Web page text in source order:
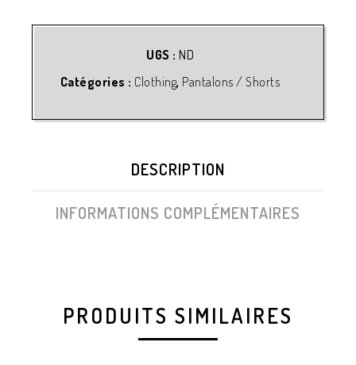
UGS : ND
Catégories : Clothing, Pantalons / Shorts
DESCRIPTION
INFORMATIONS COMPLÉMENTAIRES
PRODUITS SIMILAIRES